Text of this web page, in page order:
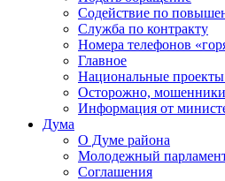
Содействие по
Служба по контракту
Номера телефонов
Главное
Национальные
Осторожно,
Информация от
Дума
О Думе района
Молодежный
Соглашения